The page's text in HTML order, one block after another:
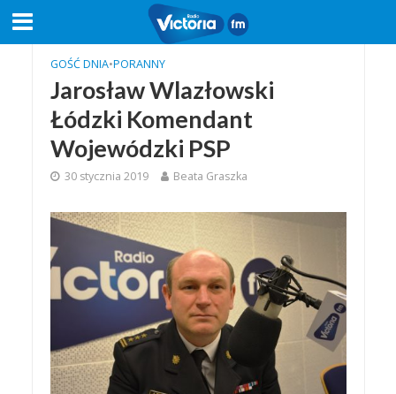
GOŚĆ DNIA•PORANNY
Jarosław Wlazłowski
Łódzki Komendant
Wojewódzki PSP
30 stycznia 2019 Beata Graszka